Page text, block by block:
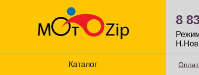
8
Каталог